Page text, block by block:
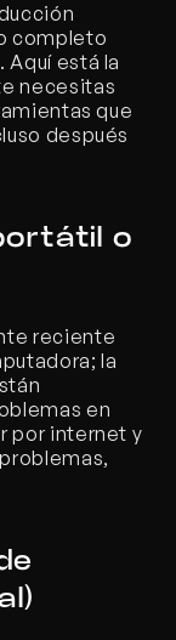
completo
Aquí está la
necesitas
que
después
o
reciente
la
en
por internet y